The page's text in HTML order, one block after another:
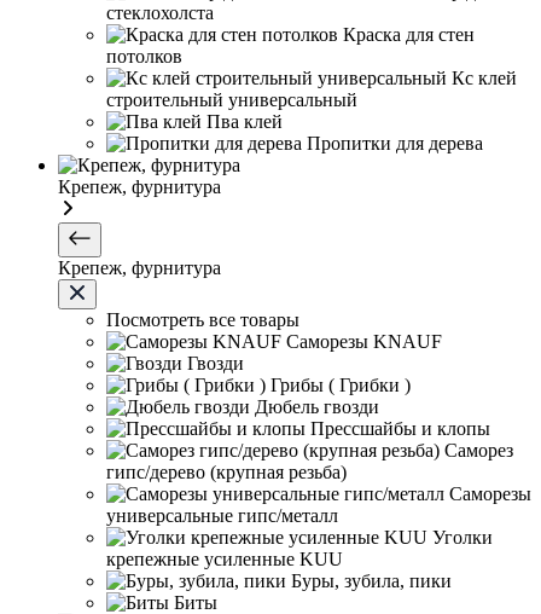
стеклохолста
Краска для стен
потолков
Кс клей
строительный универсальный
Пва клей
Пропитки для дерева
Крепеж, фурнитура
Крепеж, фурнитура
Посмотреть все товары
Саморезы KNAUF
Гвозди
Грибы ( Грибки )
Дюбель гвозди
Прессшайбы и клопы
Саморез
гипс/дерево (крупная резьба)
Саморезы
универсальные гипс/металл
Уголки
крепежные усиленные KUU
Буры, зубила, пики
Биты